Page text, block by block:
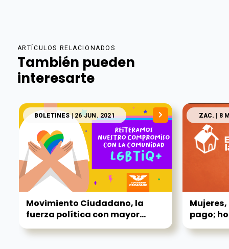
ARTÍCULOS RELACIONADOS
También pueden
interesarte
BOLETINES| 26 JUN. 2021
Movimiento Ciudadano, la
fuerza política con mayor...
ZAC. | 8
pago;